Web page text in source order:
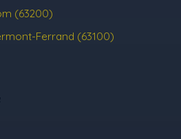
(63200)
Ferrand (63100)